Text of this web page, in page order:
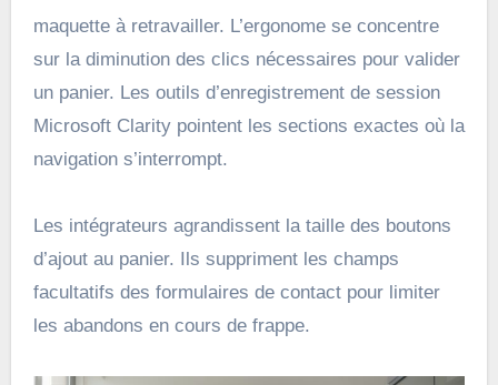
maquette à retravailler. L’ergonome se concentre
sur la diminution des clics nécessaires pour valider
un panier. Les outils d’enregistrement de session
Microsoft Clarity pointent les sections exactes où la
navigation s’interrompt.
Les intégrateurs agrandissent la taille des boutons
d’ajout au panier. Ils suppriment les champs
facultatifs des formulaires de contact pour limiter
les abandons en cours de frappe.